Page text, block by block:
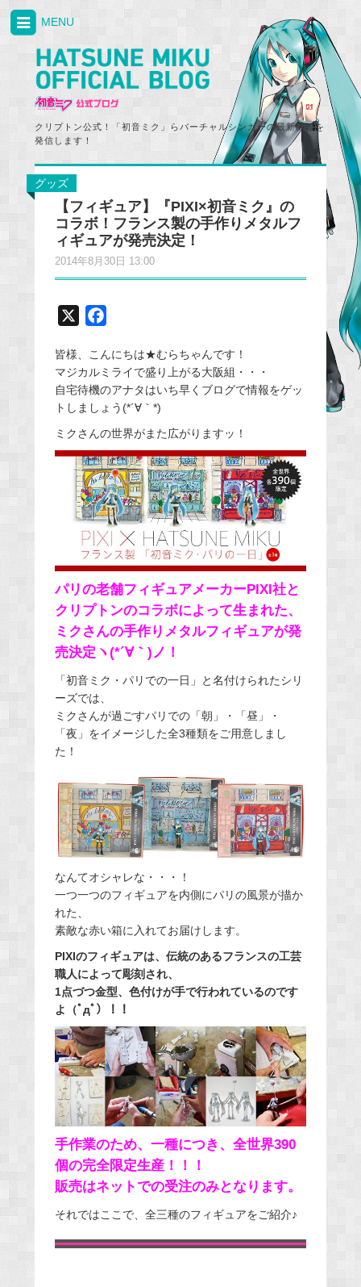
クリプトン公式！「初音ミク」らバーチャルシンガーの最新情報を
発信します！
MENU
グッズ
【フィギュア】『PIXI×初音ミク』の
コラボ！フランス製の手作りメタルフ
ィギュアが発売決定！
2014年8月30日 13:00
c
e
b
o
k
皆様、こんにちは★むらちゃんです！
マジカルミライで盛り上がる大阪組・・・
自宅待機のアナタはいち早くブログで情報をゲッ
トしましょう(*´∀｀*)
ミクさんの世界がまた広がりますッ！
パリの老舗フィギュアメーカーPIXI社と
クリプトンのコラボによって生まれた、
ミクさんの手作りメタルフィギュアが発
売決定ヽ(*´∀｀)ノ！
「初音ミク・パリでの一日」と名付けられたシリ
ーズでは、
ミクさんが過ごすパリでの「朝」・「昼」・
「夜」をイメージした全3種類をご用意しまし
た！
なんてオシャレな・・・！
一つ一つのフィギュアを内側にパリの風景が描か
れた、
素敵な赤い箱に入れてお届けします。
PIXIのフィギュアは、伝統のあるフランスの工芸
職人によって彫刻され、
1点づつ金型、色付けが手で行われているのです
よ（ﾟдﾟ）！！
手作業のため、一種につき、全世界390
個の完全限定生産！！！
販売はネットでの受注のみとなります。
それではここで、全三種のフィギュアをご紹介♪